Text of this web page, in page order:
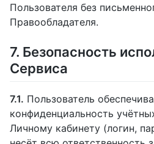
Пользователя без
Правообладателя.
7. Безопасность
Сервиса
7.1. Пользователь
конфиденциальность
Личному кабинету (логин,